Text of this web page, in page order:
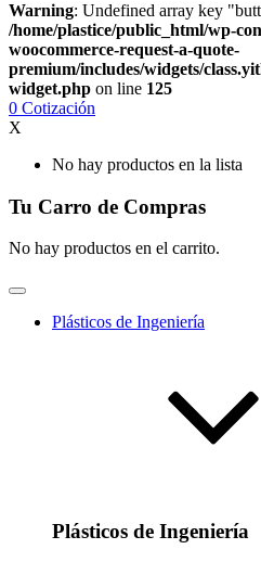
Warning: Undefined array key
/home/plastice/public_html/wp-
woocommerce-request-a-quote-
premium/includes/widgets/
widget.php on line 125
0 Cotización
X
No hay productos en la lista
Tu Carro de Compras
No hay productos en el carrito.
Plásticos de Ingeniería
Plásticos de Ingeniería